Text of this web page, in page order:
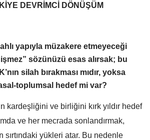
DEVRİMCİ DÖNÜŞÜM
yapıyla müzakere etmeyeceği
sözünüzü esas alırsak; bu
silah bırakması mıdır, yoksa
toplumsal hedef mi var?
kardeşliğini ve birliğini kırk yıldır hedef
ve her mecrada sonlandırmak,
sırtındaki yükleri atar. Bu nedenle